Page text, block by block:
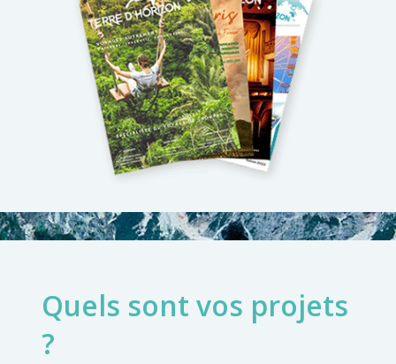
Quels sont vos projets
?